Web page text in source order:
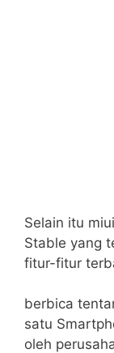
Selain itu
Stable yang
fitur-fitur
berbica
satu
oleh